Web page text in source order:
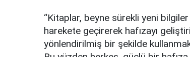
“Kitaplar, beyne sürekli yeni
harekete geçirerek hafızayı
yönlendirilmiş bir şekilde